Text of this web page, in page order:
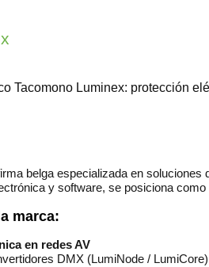
Tacomono Luminex: protección
belga especializada en
y software, se posiciona
marca:
en redes AV
DMX (LumiNode /